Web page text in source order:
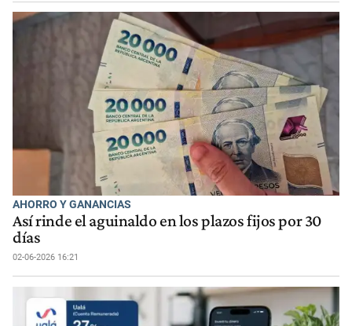
AHORRO Y GANANCIAS
Así rinde el aguinaldo en los plazos fijos por 30
días
02-06-2026 16:21